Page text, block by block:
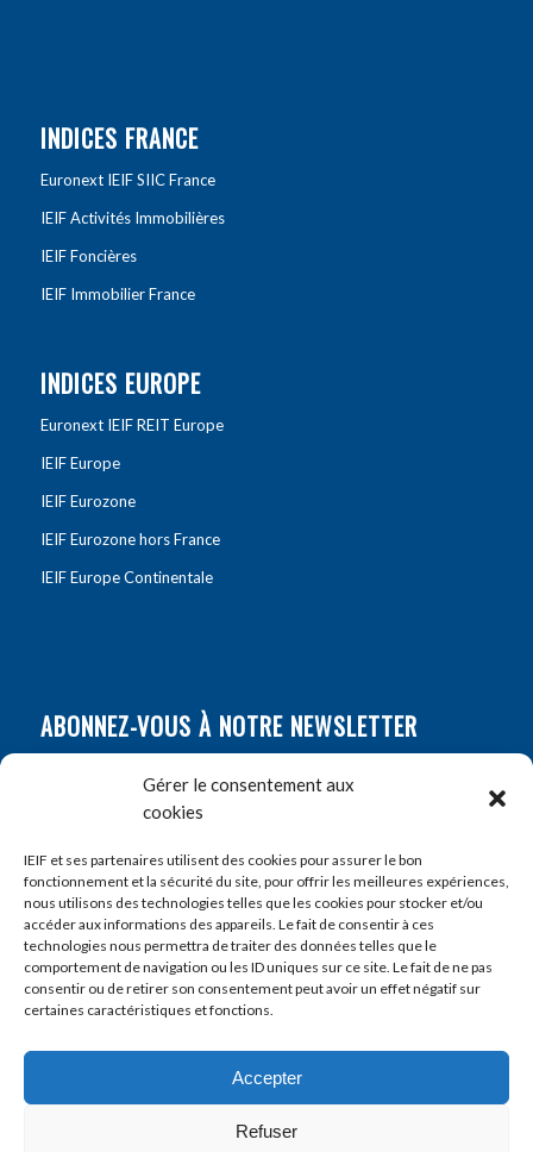
Gérer le consentement aux
cookies
IEIF et ses partenaires utilisent des cookies pour assurer le bon
fonctionnement et la sécurité du site, pour offrir les meilleures expériences,
nous utilisons des technologies telles que les cookies pour stocker et/ou
accéder aux informations des appareils. Le fait de consentir à ces
technologies nous permettra de traiter des données telles que le
comportement de navigation ou les ID uniques sur ce site. Le fait de ne pas
consentir ou de retirer son consentement peut avoir un effet négatif sur
certaines caractéristiques et fonctions.
Accepter
Refuser
INDICES FRANCE
Euronext IEIF SIIC France
IEIF Activités Immobilières
IEIF Foncières
IEIF Immobilier France
INDICES EUROPE
Euronext IEIF REIT Europe
IEIF Europe
IEIF Eurozone
IEIF Eurozone hors France
IEIF Europe Continentale
ABONNEZ-VOUS À NOTRE NEWSLETTER
Prénom*
E-mail*